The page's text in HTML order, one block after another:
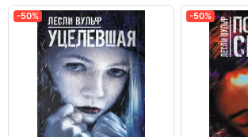
-50% -50%